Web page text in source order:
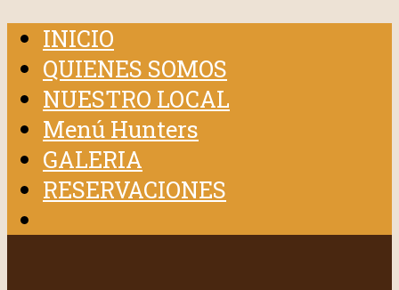
INICIO
QUIENES SOMOS
NUESTRO LOCAL
Menú Hunters
GALERIA
RESERVACIONES